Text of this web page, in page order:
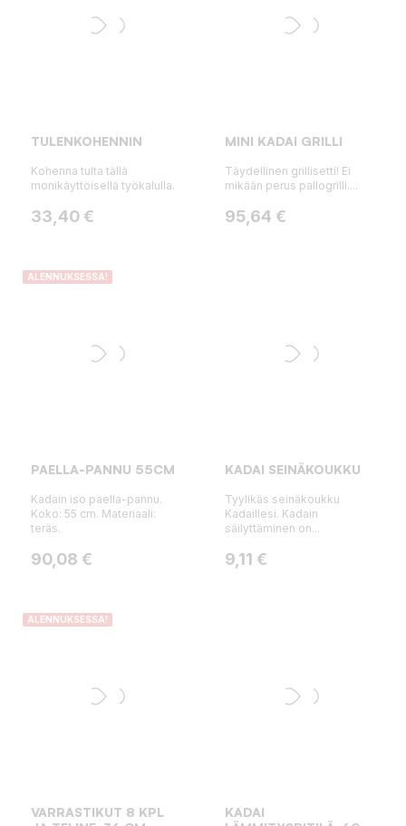
TULENKOHENNIN
Kohenna tulta tällä
monikäyttöisellä työkalulla.
Hinta
33,40 €
MINI KADAI GRILLI
Täydellinen grillisetti! Ei
mikään perus pallogrilli....
Hinta
95,64 €
ALENNUKSESSA!
PAELLA-PANNU 55CM
Kadain iso paella-pannu.
Koko: 55 cm. Materiaali:
teräs.
Hinta
90,08 €
KADAI SEINÄKOUKKU
Tyylikäs seinäkoukku
Kadaillesi. Kadain
säilyttäminen on...
Hinta
9,11 €
ALENNUKSESSA!
VARRASTIKUT 8 KPL
KADAI